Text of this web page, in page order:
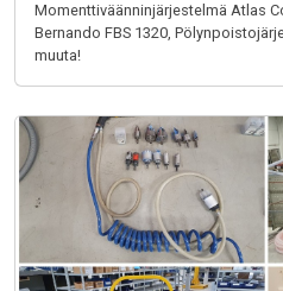
Momenttiväänninjärjestelmä Atlas
Bernando FBS 1320,
muuta!